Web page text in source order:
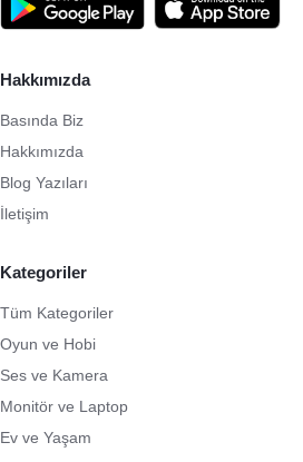
Hakkımızda
Basında Biz
Hakkımızda
Blog Yazıları
İletişim
Kategoriler
Tüm Kategoriler
Oyun ve Hobi
Ses ve Kamera
Monitör ve Laptop
Ev ve Yaşam